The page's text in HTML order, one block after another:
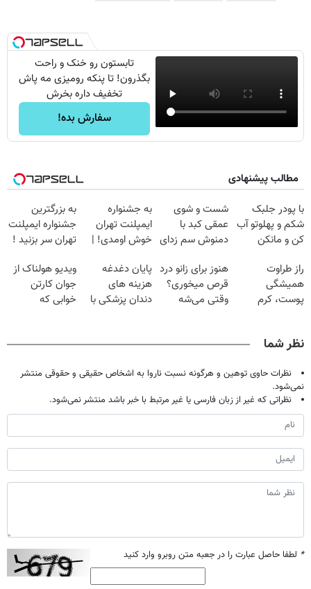
تابستون رو خنک و راحت
بگذرون! تا پنکه رومیزی مه پاش
تخفیف داره بخرش
سفارش بده!
مطالب پیشنهادی
با پودر جلبک
شکم و پهلوتو آب
کن و مانکن
امشب)
شست و شوی
عمقی کبد با
دمنوش سم زدای
به جشنواره
ایمپلنت تهران
خوش اومدی! |
مشاوره رایگان
بگیر!
به بزرگترین
جشنواره ایمپلنت
تهران سر بزنید !
میلیون !
راز طراوت
همیشگی
پوست، کرم
هنوز برای زانو درد
قرص میخوری؟
وقتی می‌شه
پایان دغدغه
هزینه های
دندان پزشکی با
ویدیو هولناک از
جوان کارتن
خوابی که
نظر شما
نظرات حاوی توهین و هرگونه نسبت ناروا به اشخاص حقیقی و حقوقی منتشر
نمی‌شود.
نظراتی که غیر از زبان فارسی یا غیر مرتبط با خبر باشد منتشر نمی‌شود.
* لطفا حاصل عبارت را در جعبه متن روبرو وارد کنید